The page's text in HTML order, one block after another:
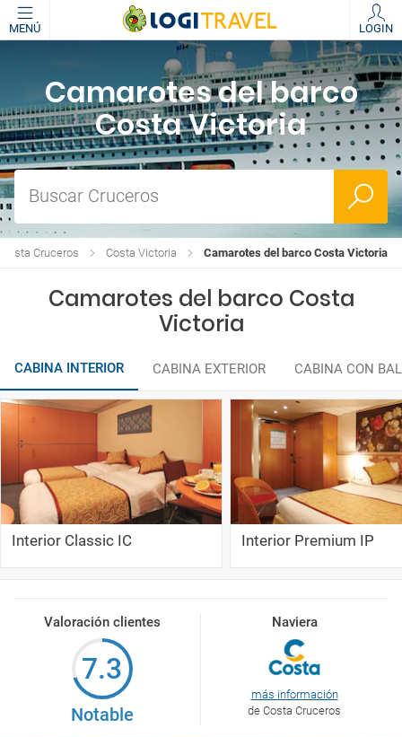
MENÚ LOGIN
Camarotes del barco
Costa Victoria
Buscar Cruceros
Camarotes del barco Costa Victoria
Costa Victoria
Cruceros
Camarotes del barco Costa
Victoria
CABINA INTERIOR CABINA EXTERIOR CABINA CON
Interior Classic IC Interior Premium IP
Valoración clientes
7.3
Notable
Naviera
más información
de Costa Cruceros